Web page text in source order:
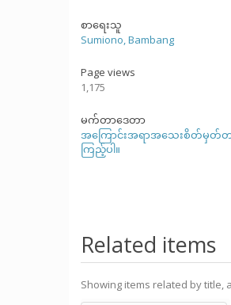
စာရေးသူ
Sumiono, Bambang
Page views
1,175
မက်တာဒေတာ
အကြောင်းအရာအသေးစိတ်မှတ်တ
ကြည့်ပါ။
Related items
Showing items related by title,